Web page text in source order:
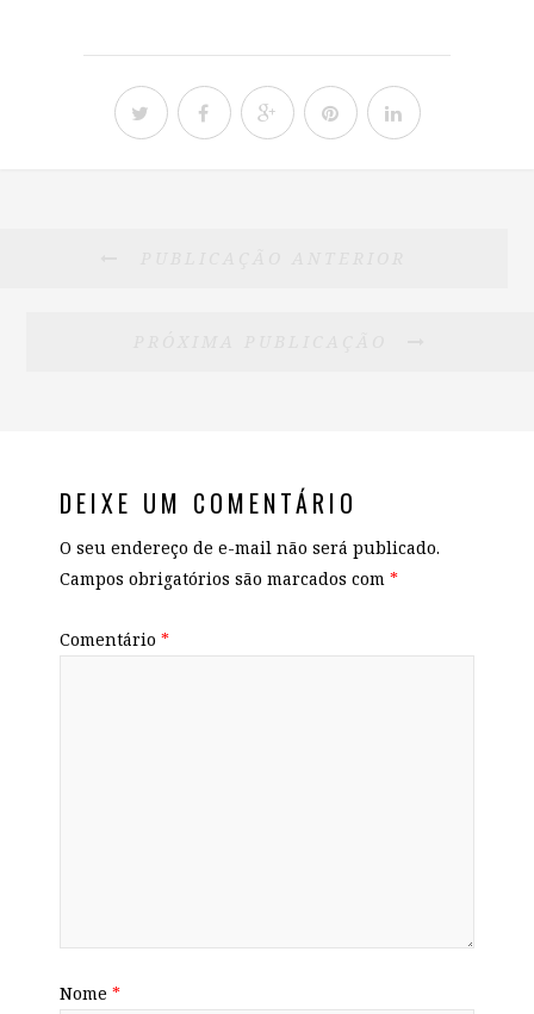
DEIXE UM COMENTÁRIO
O seu endereço de e-mail não será publicado.
Campos obrigatórios são marcados com *
Comentário *
Nome *